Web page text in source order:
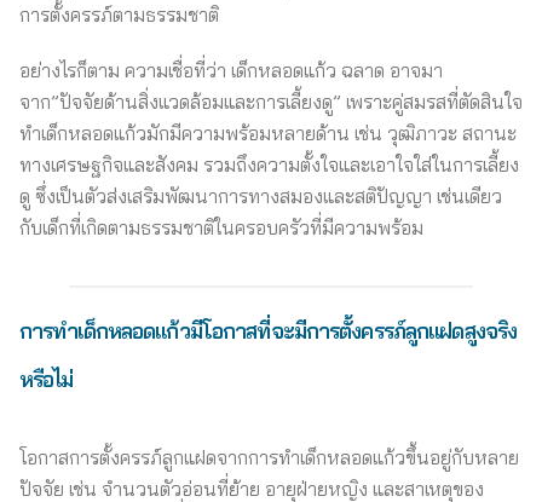
การตั้งครรภ์ตามธรรมชาติ
อย่างไรก็ตาม ความเชื่อที่ว่า เด็กหลอดแก้ว ฉลาด อาจมา
จาก”ปัจจัยด้านสิ่งแวดล้อมและการเลี้ยงดู” เพราะคู่สมรสที่ตัดสินใจ
ทำเด็กหลอดแก้วมักมีความพร้อมหลายด้าน เช่น วุฒิภาวะ สถานะ
ทางเศรษฐกิจและสังคม รวมถึงความตั้งใจและเอาใจใส่ในการเลี้ยง
ดู ซึ่งเป็นตัวส่งเสริมพัฒนาการทางสมองและสติปัญญา เช่นเดียว
กับเด็กที่เกิดตามธรรมชาติในครอบครัวที่มีความพร้อม
การทำเด็กหลอดแก้วมีโอกาสที่จะมีการตั้งครรภ์ลูกแฝดสูงจริง
หรือไม่
โอกาสการตั้งครรภ์ลูกแฝดจากการทำเด็กหลอดแก้วขึ้นอยู่กับหลาย
ปัจจัย เช่น จำนวนตัวอ่อนที่ย้าย อายุฝ่ายหญิง และสาเหตุของ